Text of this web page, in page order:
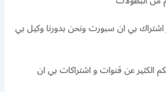
اشتراك بي ان سبورت ونحن بدورنا وكيل بي
عن قنوات و اشتراكات بي ان